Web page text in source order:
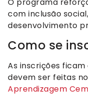
O programa
com inclusão
desenvolvimento
Como se
As inscrições
devem ser feitas
Aprendizagem